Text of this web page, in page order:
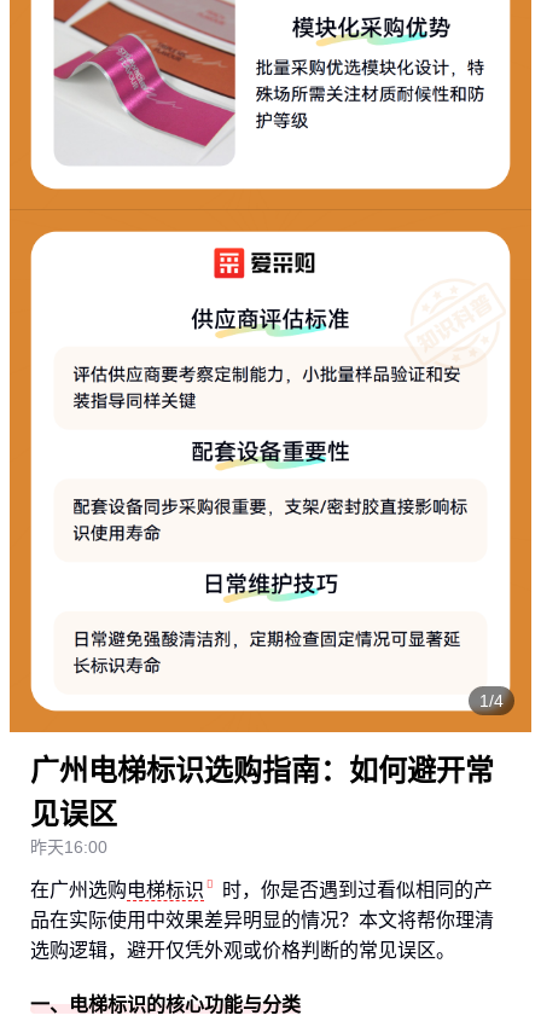
1/4
广州电梯标识选购指南：如何避开常
见误区
昨天16:00
在广州选购电梯标识
时，你是否遇到过看似相同的产
品在实际使用中效果差异明显的情况？本文将帮你理清
选购逻辑，避开仅凭外观或价格判断的常见误区。
一、电梯标识的核心功能与分类